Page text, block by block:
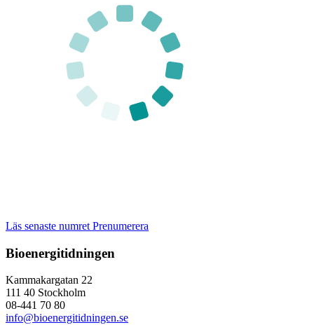
Läs senaste numret Prenumerera
Bioenergitidningen
Kammakargatan 22
111 40 Stockholm
08-441 70 80
info@bioenergitidningen.se